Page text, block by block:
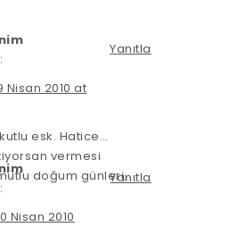
Yanıtla
Nisan 2010 at
esk. Hatice…
vermesi
doğum günleri…Yanıtla
Nisan 2010